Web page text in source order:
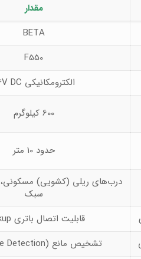
مقدار
BETA
F550
الکترومکانیکی 24V DC
600 کیلوگرم
حدود 10 متر
درب‌های ریلی (کشویی) مسکونی،
سبک
قابلیت اتصال باتری Backup
تشخیص مانع (Obstacle Detection)